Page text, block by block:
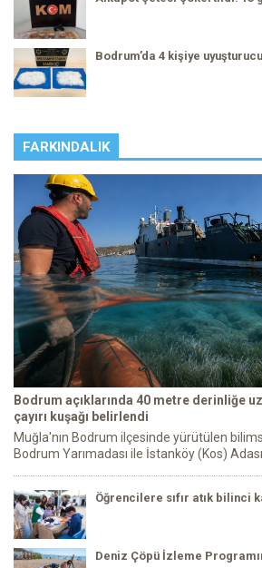
Bodrum’da 4 kişiye
FARKINDALIK
Bodrum açıklarında 40 metre derinliğe
çayırı kuşağı belirlendi
Muğla'nın Bodrum ilçesinde yürütülen
Bodrum Yarımadası ile İstanköy (Kos)
Öğrencilere sıfır atık bilinci
Deniz Çöpü İzleme